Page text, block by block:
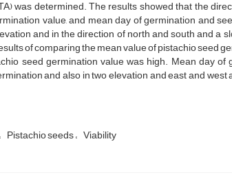
was determined. The results showed that the
value, and mean day of germination and
and in the direction of north and south and a
of comparing the mean value of pistachio seed
seed germination value was high. Mean day
and also in two elevation and east and west
Pistachio seeds Viability